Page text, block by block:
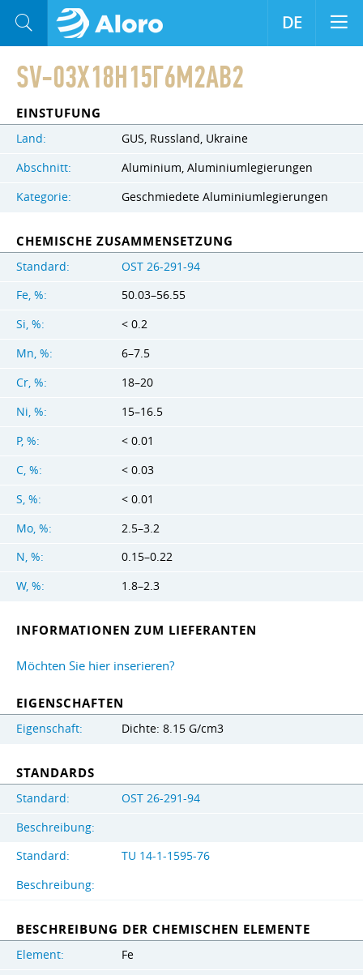
SV-03Х18Н15Г6М2АВ2
EINSTUFUNG
Land:
GUS, Russland, Ukraine
Abschnitt:
Aluminium, Aluminiumlegierungen
Kategorie:
Geschmiedete Aluminiumlegierungen
CHEMISCHE ZUSAMMENSETZUNG
Standard:
OST 26-291-94
Fe, %:
50.03–56.55
Si, %:
< 0.2
Mn, %:
6–7.5
Cr, %:
18–20
Ni, %:
15–16.5
P, %:
< 0.01
C, %:
< 0.03
S, %:
< 0.01
Mo, %:
2.5–3.2
N, %:
0.15–0.22
W, %:
1.8–2.3
INFORMATIONEN ZUM LIEFERANTEN
Möchten Sie hier inserieren?
EIGENSCHAFTEN
Eigenschaft: Dichte: 8.15 G/cm3
STANDARDS
Standard:
OST 26-291-94
Beschreibung:
Standard:
TU 14-1-1595-76
Beschreibung:
BESCHREIBUNG DER CHEMISCHEN ELEMENTE
Element:
Fe
DE